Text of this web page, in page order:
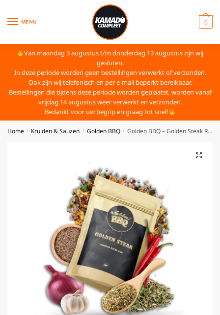
MENU 0
Van maandag 3 augustus t/m donderdag 13 augustus zijn wij
gesloten.
In deze periode worden geen bestellingen verwerkt of verzonden.
Ook zijn wij telefonisch en per e-mail beperkt bereikbaar.
Bestellingen die tijdens deze periode worden geplaatst, worden vanaf
vrijdag 14 augustus weer verwerkt en verzonden.
Bedankt voor uw begrip en graag tot snel!
Home / Kruiden & Sauzen / Golden BBQ / Golden BBQ – Golden Steak Rub (200 gram)